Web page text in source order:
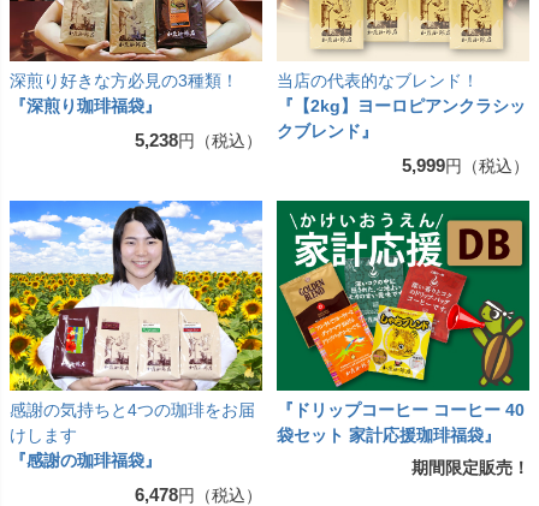
深煎り好きな方必見の3種類！
『深煎り珈琲福袋』
5,238円（税込）
当店の代表的なブレンド！
『【2kg】ヨーロピアンクラシッ
クブレンド』
5,999円（税込）
感謝の気持ちと4つの珈琲をお届
けします
『感謝の珈琲福袋』
6,478円（税込）
『ドリップコーヒー コーヒー 40
袋セット 家計応援珈琲福袋』
期間限定販売！